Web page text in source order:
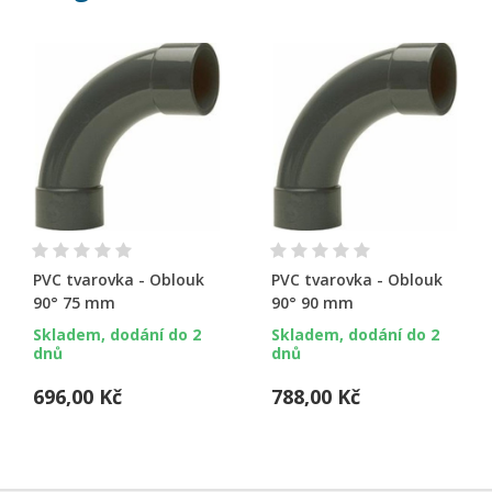
PVC tvarovka - Oblouk
90° 75 mm
Skladem, dodání do 2
dnů
696,00 Kč
PVC tvarovka - Oblouk
90° 90 mm
Skladem, dodání do 2
dnů
788,00 Kč